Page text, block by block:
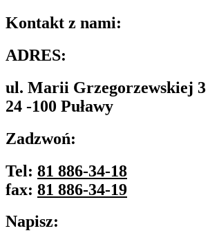
Kontakt z nami:
ADRES:
ul. Marii Grzegorzewskiej 3
24 -100 Puławy
Zadzwoń:
Tel: 81 886-34-18
fax: 81 886-34-19
Napisz: